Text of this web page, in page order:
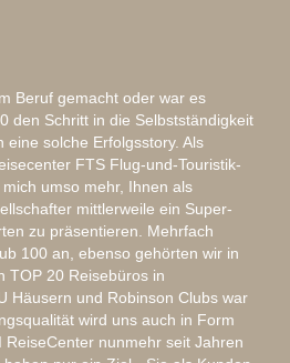
Beruf gemacht oder war es
den Schritt in die Selbstständigkeit
solche Erfolgsstory. Als
FTS Flug-und-Touristik-
umso mehr, Ihnen als
mittlerweile ein Super-
zu präsentieren. Mehrfach
100 an, ebenso gehörten wir in
TOP 20 Reisebüros in
Häusern und Robinson Clubs war
wird uns auch in Form
nunmehr seit Jahren